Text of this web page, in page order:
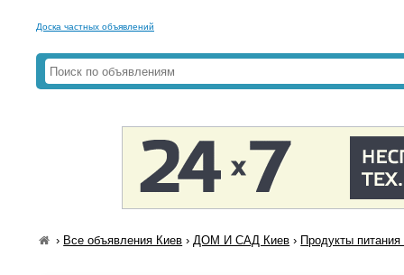
Доска частных объявлений
› Все объявления Киев ›ДОМ И САД Киев › Продукты